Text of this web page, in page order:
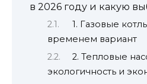
в 2026 году и какую
1. Газовые
временем вариант
2. Тепловые
экологичность и